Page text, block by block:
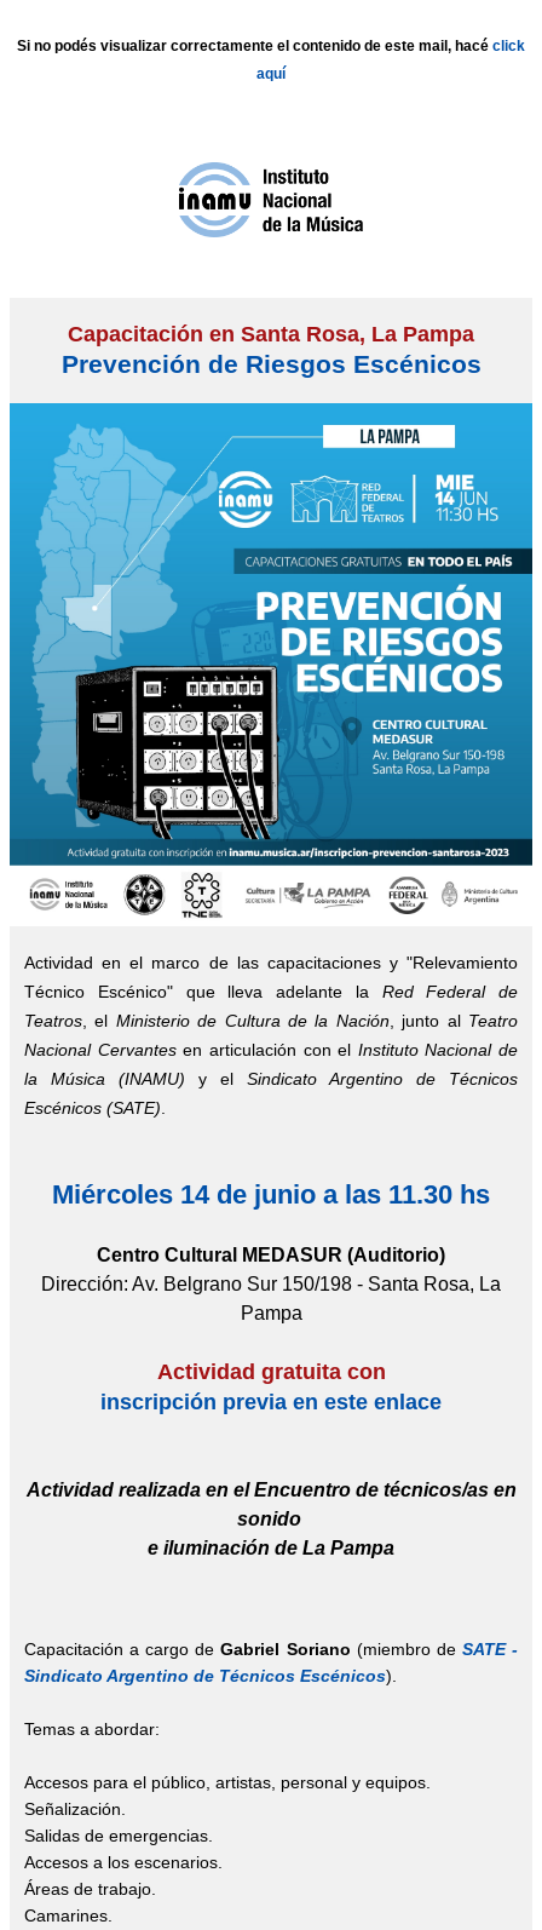
Si no podés visualizar correctamente el contenido de este mail, hacé click
aquí
Capacitación en Santa Rosa, La Pampa
Prevención de Riesgos Escénicos
Actividad en el marco de las capacitaciones y "Relevamiento
Técnico Escénico" que lleva adelante la Red Federal de
Teatros , el Ministerio de Cultura de la Nación, junto al Teatro
Nacional Cervantesen articulación con el Instituto Nacional de
la Música (INAMU) y el Sindicato Argentino de Técnicos
Escénicos (SATE)
Miércoles 14 de junio a las 11.30 hs
Centro Cultural MEDASUR (Auditorio)
Dirección: Av. Belgrano Sur 150/198 - Santa Rosa, La
Pampa
Actividad gratuita con
inscripción previa en este enlace
Actividad realizada en el Encuentro de técnicos/as en
sonido
e iluminación de La Pampa
Capacitación a cargo deGabriel Soriano (miembro de SATE -
Sindicato Argentino de Técnicos Escénicos).
Temas a abordar:
Accesos para el público, artistas, personal y equipos.
Señalización.
Salidas de emergencias.
Accesos a los escenarios.
Áreas de trabajo.
Camarines.